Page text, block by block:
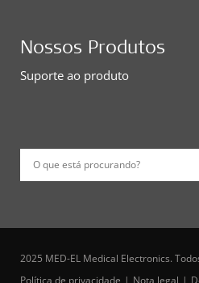
Nossos Produtos
Suporte ao produto
O que está procurando?
2025 MED-EL Medical Electronics.
Política de privacidade
Nota legal